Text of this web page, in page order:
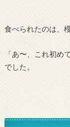
食べられたのは、
「あ〜、これ初め
でした。